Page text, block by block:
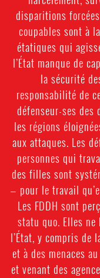
disparitions
coupables sont à
étatiques qui
l’État manque de
la sécurité
responsabilité de
défenseur-ses
les régions
aux attaques. Les
personnes qui
des filles sont
— pour le travail
Les FDDH sont
statu quo. Elles
l’État, y compris de
et à des menaces
et venant des